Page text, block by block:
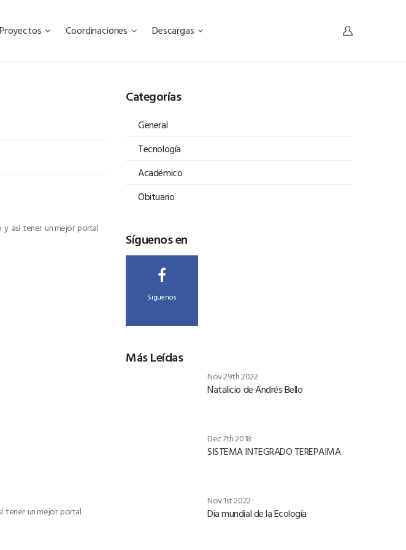
Proyectos Coordinaciones Descargas
y así tener un mejor portal
tener un mejor portal
Categorías
General
Tecnología
Académico
Obituario
Síguenos en
Siguenos
Más Leídas
Nov 29th 2022
Natalicio de Andrés Bello
Dec 7th 2018
SISTEMA INTEGRADO TEREPAIMA
Nov 1st 2022
Dia mundial de la Ecología